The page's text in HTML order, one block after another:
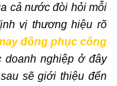
cả nước đòi hỏi mỗi
vị thương hiệu rõ
đồng phục công
nghiệp ở đây
sẽ giới thiệu đến